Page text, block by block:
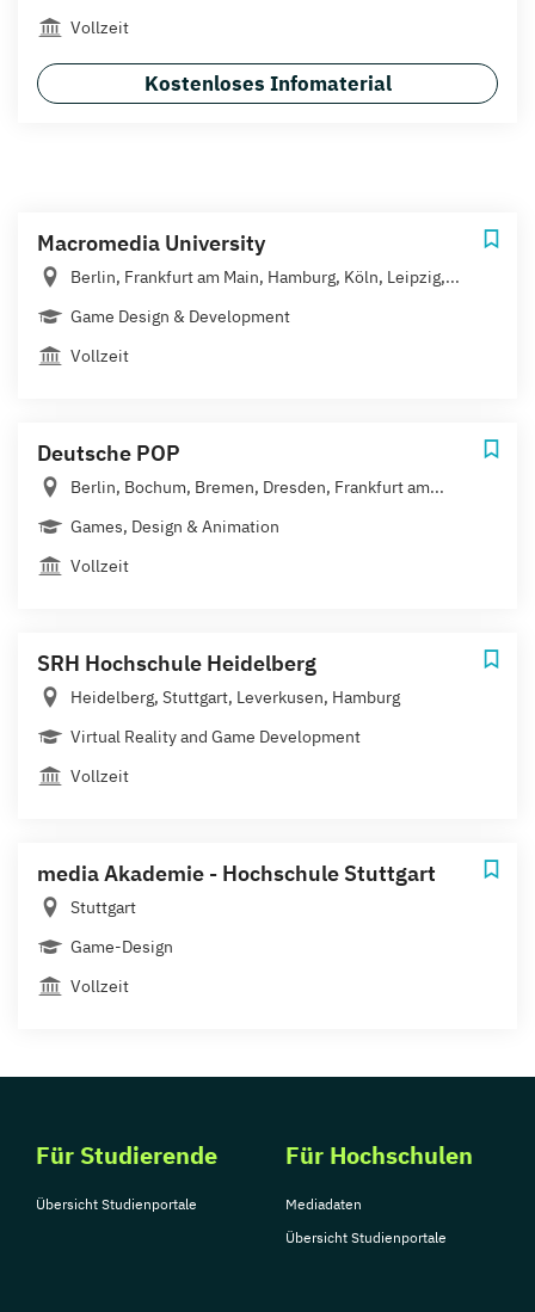
Vollzeit
Kostenloses Infomaterial
Macromedia University
Berlin, Frankfurt am Main, Hamburg, Köln, Leipzig,...
Game Design & Development
Vollzeit
Deutsche POP
Berlin, Bochum, Bremen, Dresden, Frankfurt am...
Games, Design & Animation
Vollzeit
SRH Hochschule Heidelberg
Heidelberg, Stuttgart, Leverkusen, Hamburg
Virtual Reality and Game Development
Vollzeit
media Akademie - Hochschule Stuttgart
Stuttgart
Game-Design
Vollzeit
Für Studierende
Übersicht Studienportale
Für Hochschulen
Mediadaten
Übersicht Studienportale